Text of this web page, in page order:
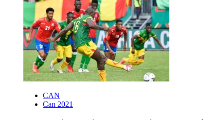
CAN
Can 2021